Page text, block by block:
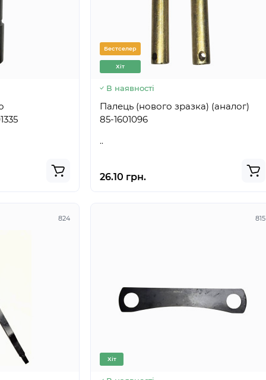
1601335
Бестселер
Хіт
В наявності
Палець (нового зразка) (аналог)
85-1601096
..
26.10 грн.
824 815
Хіт